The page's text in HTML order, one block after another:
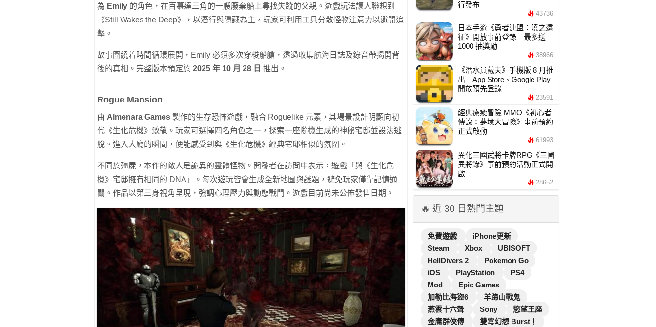
為 Emily 的角色，在百慕達三角的一艘廢棄船上尋找失蹤的父親。遊戲玩法讓人聯想到
《Still Wakes the Deep》，以潛行與隱藏為主，玩家可利用工具分散怪物注意力以避開追
擊。
故事圍繞着時間循環展開，Emily 必須多次穿梭船艙，透過收集航海日誌及錄音帶揭開背
後的真相。完整版本預定於 2025 年 10 月 28 日 推出。
Rogue Mansion
由 Almenara Games 製作的生存恐怖遊戲，融合 Roguelike 元素，其場景設計明顯向初
代《生化危機》致敬。玩家可選擇四名角色之一，探索一座隨機生成的神秘宅邸並設法逃
脫。進入大廳的瞬間，便能感受到與《生化危機》經典宅邸相似的氛圍。
不同於殭屍，本作的敵人是詭異的靈體怪物。開發者在訪問中表示，遊戲「與《生化危
機》宅邸擁有相同的 DNA」。每次遊玩皆會生成全新地圖與謎題，避免玩家僅靠記憶通
關。作品以第三身視角呈現，強調心理壓力與動態戰鬥。遊戲目前尚未公佈發售日期。
行發布
43736
日本手遊《勇者連盟：曉之遠
征》開放事前登錄 最多送
1000 抽獎勵
38966
《潛水員戴夫》手機版 8 月推
出 App Store、Google Play
開放預先登錄
23591
經典療癒冒險 MMO《初心者
傳說：夢境大冒險》事前預約
正式啟動
61993
異化三國武將卡牌RPG《三國
異將錄》事前預約活動正式開
啟
28652
🔥 近 30 日熱門主題
免費遊戲
iPhone更新
Steam
Xbox
UBISOFT
HellDivers 2
Pokemon Go
iOS
PlayStation
PS4
Mod
Epic Games
加勒比海盜6
羊蹄山戰鬼
燕雲十六聲
Sony
慾望王座
金庸群俠傳
雙穹幻想 Burst！